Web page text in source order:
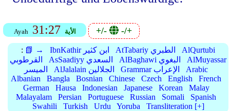
Ayah 31:27 الأية +/- -/+
: 📗 → IbnKathir ابن كثير AtTabariy الطبري
AlQurtubi
القرطوبي
AsSaadiyy السعدي AlBaghawi البغوي
AlMuyassar
الميسر
AlJalalain الجلالين Grammar الإعراب
Arabic
Albanian
Bangla Bosnian Chinese Czech English
French
German
Hausa Indonesian Japanese Korean
Malay
Malayalam
Persian Portuguese Russian Somali
Spanish
Swahili
Turkish Urdu Yoruba Transliteration [+]